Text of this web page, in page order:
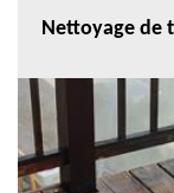
Nettoyage de